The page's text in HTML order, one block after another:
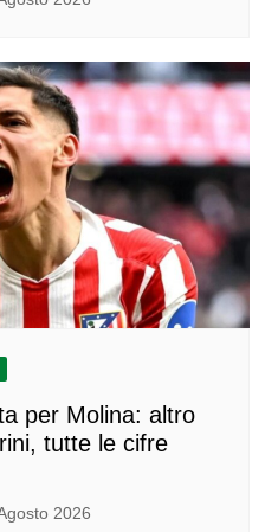
per Molina: altro
tutte le cifre
2026